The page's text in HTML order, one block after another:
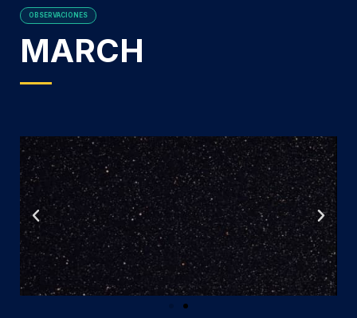
OBSERVACIONES
MARCH